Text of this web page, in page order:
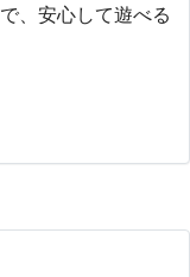
、安心して遊べる